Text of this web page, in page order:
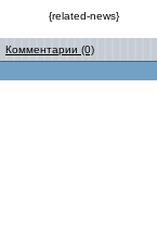
{related-news}
Комментарии (0)